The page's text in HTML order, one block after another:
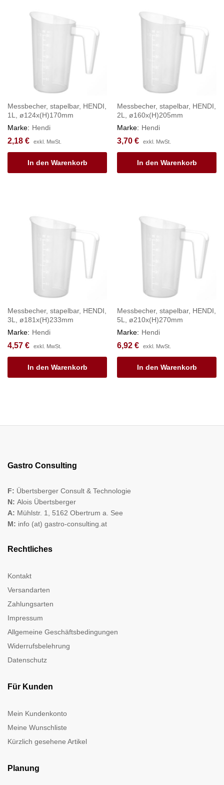
Messbecher, stapelbar, HENDI,
1L, ø124x(H)170mm
Marke: Hendi
2,18 € exkl. MwSt.
In den Warenkorb
Messbecher, stapelbar, HENDI,
2L, ø160x(H)205mm
Marke: Hendi
3,70 € exkl. MwSt.
In den Warenkorb
Messbecher, stapelbar, HENDI,
3L, ø181x(H)233mm
Marke: Hendi
4,57 € exkl. MwSt.
In den Warenkorb
Messbecher, stapelbar, HENDI,
5L, ø210x(H)270mm
Marke: Hendi
6,92 € exkl. MwSt.
In den Warenkorb
Gastro Consulting
F: Übertsberger Consult & Technologie
N: Alois Übertsberger
A: Mühlstr. 1, 5162 Obertrum a. See
M: info (at) gastro-consulting.at
Rechtliches
Kontakt
Versandarten
Zahlungsarten
Impressum
Allgemeine Geschäftsbedingungen
Widerrufsbelehrung
Datenschutz
Für Kunden
Mein Kundenkonto
Meine Wunschliste
Kürzlich gesehene Artikel
Planung